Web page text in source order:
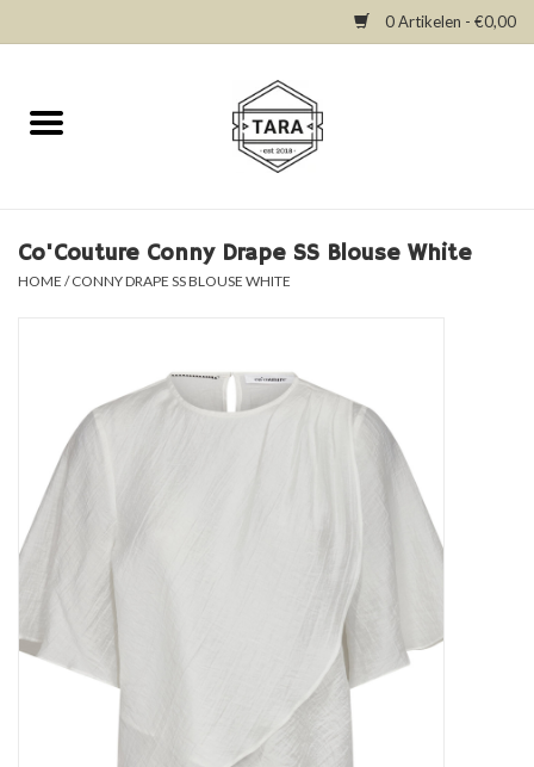
0 Artikelen - €0,00
Home
Dresses
Accessories
SALE
TARA TUESDAY
Co'Couture Conny Drape SS Blouse White
HOME /CONNY DRAPE SS BLOUSE WHITE